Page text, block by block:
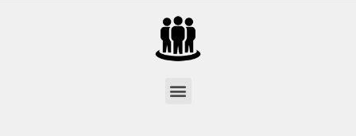
Menu